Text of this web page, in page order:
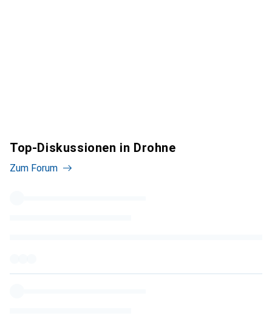
Top-Diskussionen in Drohne
Zum Forum